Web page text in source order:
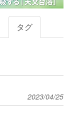
タグ
2023/04/25